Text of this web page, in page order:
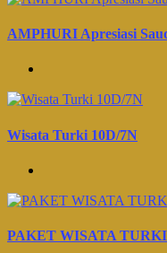
AMPHURI Apresiasi
Wisata Turki 10D/7N
PAKET WISATA TURKI